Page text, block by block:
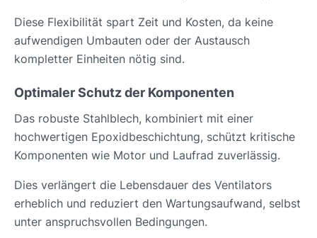
Diese Flexibilität spart Zeit und Kosten, da keine
aufwendigen Umbauten oder der Austausch
kompletter Einheiten nötig sind.
Optimaler Schutz der Komponenten
Das robuste Stahlblech, kombiniert mit einer
hochwertigen Epoxidbeschichtung, schützt kritische
Komponenten wie Motor und Laufrad zuverlässig.
Dies verlängert die Lebensdauer des Ventilators
erheblich und reduziert den Wartungsaufwand, selbst
unter anspruchsvollen Bedingungen.